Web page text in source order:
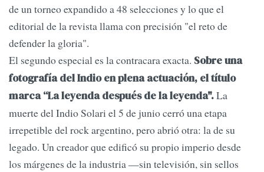
de un torneo expandido a 48 selecciones y lo que el
editorial de la revista llama con precisión "el reto de
defender la gloria".
El segundo especial es la contracara exacta. Sobre una
fotografía del Indio en plena actuación, el título
marca “La leyenda después de la leyenda".La
muerte del Indio Solari el 5 de junio cerró una etapa
irrepetible del rock argentino, pero abrió otra: la de su
legado. Un creador que edificó su propio imperio desde
los márgenes de la industria —sin televisión, sin sellos